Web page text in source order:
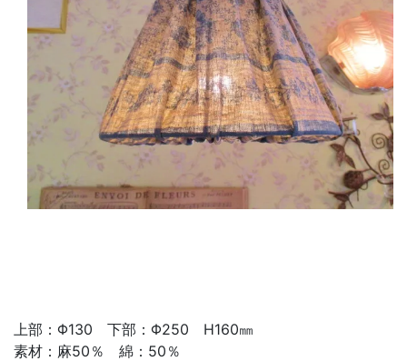
上部：Φ130 下部：Φ250 H160㎜
素材：麻50％ 綿：50％